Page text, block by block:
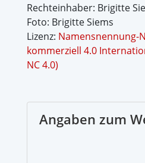
Rechteinhaber: Brigitte
Foto: Brigitte Siems
Lizenz: Namensnennung-
kommerziell 4.0
NC 4.0)
Angaben zum